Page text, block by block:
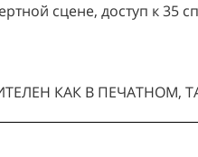
сцене, доступ к 35
КАК В ПЕЧАТНОМ,